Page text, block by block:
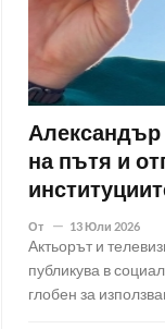
на пътя и
От 13 Юли 2026
Актьорът и
публикува в
глобен за